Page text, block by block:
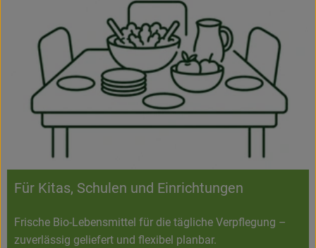
Für Kitas, Schulen und Einrichtungen
Frische Bio-Lebensmittel für die tägliche Verpflegung –
zuverlässig geliefert und flexibel planbar.